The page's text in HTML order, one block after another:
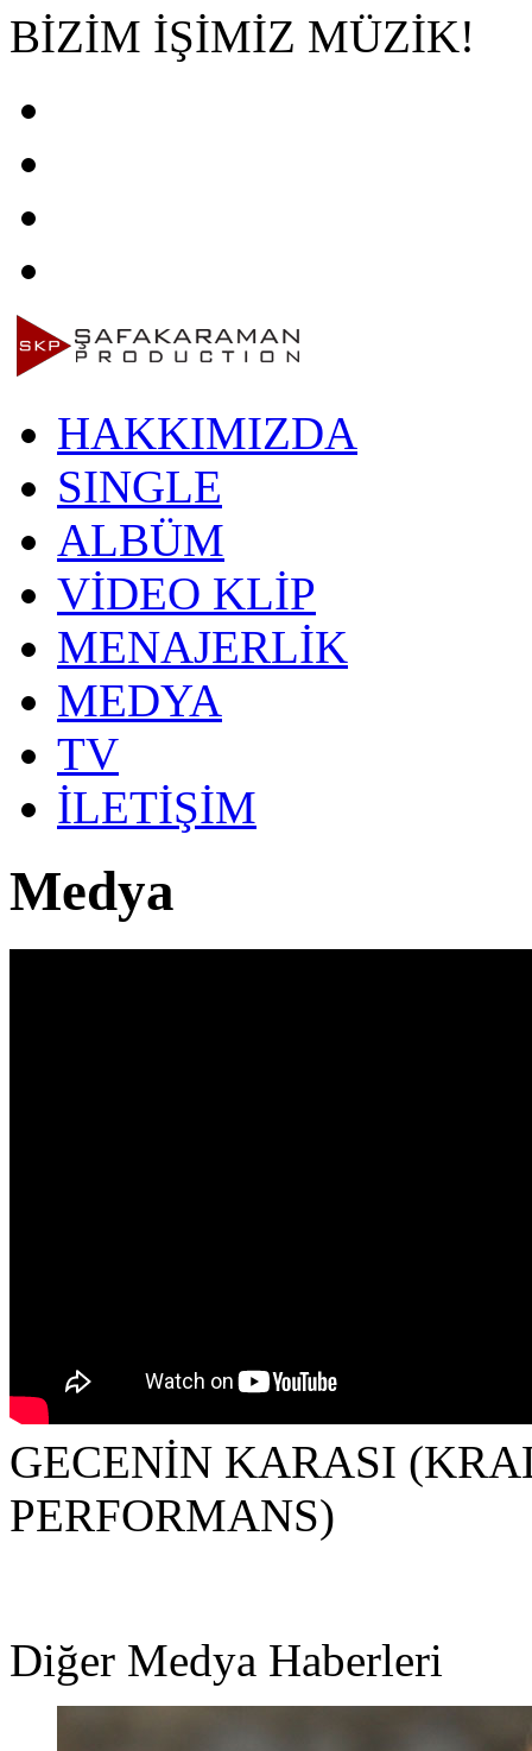
BİZİM İŞİMİZ MÜZİK!
HAKKIMIZDA
SINGLE
ALBÜM
VİDEO KLİP
MENAJERLİK
MEDYA
TV
İLETİŞİM
Medya
GECENİN KARASI
PERFORMANS)
Diğer Medya Haberleri